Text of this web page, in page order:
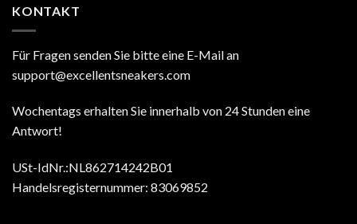
KONTAKT
Für Fragen senden Sie bitte eine E-Mail an
support@excellentsneakers.com
Wochentags erhalten Sie innerhalb von 24 Stunden eine
Antwort!
USt-IdNr.:NL862714242B01
Handelsregisternummer: 83069852